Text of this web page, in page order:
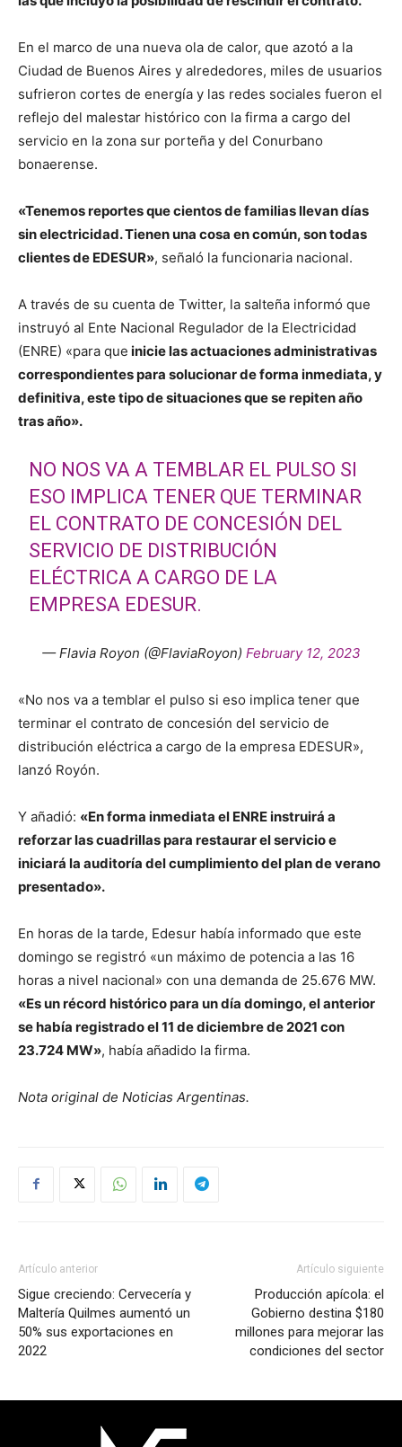
En el marco de una nueva ola de calor, que azotó a la
Ciudad de Buenos Aires y alrededores, miles de usuarios
sufrieron cortes de energía y las redes sociales fueron el
reflejo del malestar histórico con la firma a cargo del
servicio en la zona sur porteña y del Conurbano
bonaerense.
«Tenemos reportes que cientos de familias llevan días
sin electricidad. Tienen una cosa en común, son todas
clientes de EDESUR», señaló la funcionaria nacional.
A través de su cuenta de Twitter, la salteña informó que
instruyó al Ente Nacional Regulador de la Electricidad
(ENRE) «para que inicie las actuaciones administrativas
correspondientes para solucionar de forma inmediata, y
definitiva, este tipo de situaciones que se repiten año
tras año».
NO NOS VA A TEMBLAR EL PULSO SI
ESO IMPLICA TENER QUE TERMINAR
EL CONTRATO DE CONCESIÓN DEL
SERVICIO DE DISTRIBUCIÓN
ELÉCTRICA A CARGO DE LA
EMPRESA EDESUR.
— Flavia Royon (@FlaviaRoyon) February 12, 2023
«No nos va a temblar el pulso si eso implica tener que
terminar el contrato de concesión del servicio de
distribución eléctrica a cargo de la empresa EDESUR»,
lanzó Royón.
Y añadió: «En forma inmediata el ENRE instruirá a
reforzar las cuadrillas para restaurar el servicio e
iniciará la auditoría del cumplimiento del plan de verano
presentado».
En horas de la tarde, Edesur había informado que este
domingo se registró «un máximo de potencia a las 16
horas a nivel nacional» con una demanda de 25.676 MW.
«Es un récord histórico para un día domingo, el anterior
se había registrado el 11 de diciembre de 2021 con
23.724 MW», había añadido la firma.
Nota original de Noticias Argentinas.
Artículo anterior
Sigue creciendo: Cervecería y
Maltería Quilmes aumentó un
50% sus exportaciones en
2022
Artículo siguiente
Producción apícola: el
Gobierno destina $180
millones para mejorar las
condiciones del sector